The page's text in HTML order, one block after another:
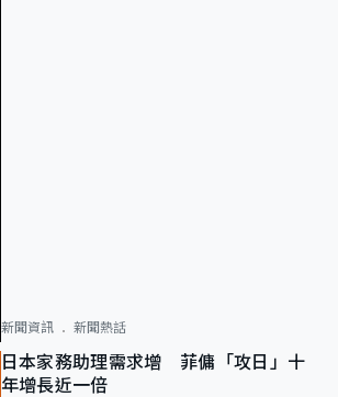
新聞資訊 新聞熱話
日本家務助理需求增 菲傭「攻日」十
年增長近一倍